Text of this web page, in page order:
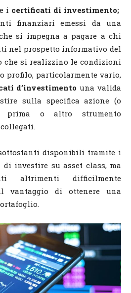
i certificati di investimento;
finanziari emessi da una
si impegna a pagare a chi
nel prospetto informativo del
che si realizzino le condizioni
profilo, particolarmente vario,
d’investimento una valida
sulla specifica azione (o
prima o altro strumento
sottostanti disponibili tramite i
di investire su asset class, ma
altrimenti difficilmente
vantaggio di ottenere una